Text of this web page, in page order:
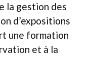
la gestion des
d’expositions
une formation
et à la